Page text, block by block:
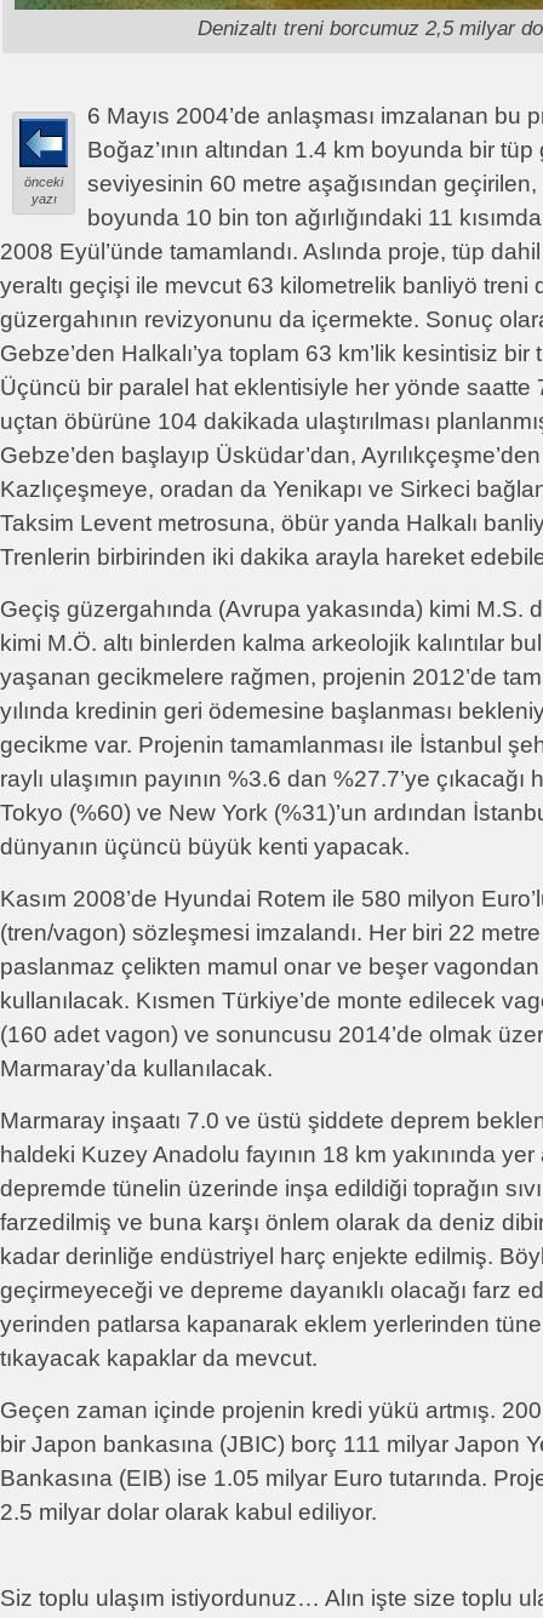
Denizaltı treni borcumuz 2,5 milyar
önceki
yazı
6 Mayıs 2004’de anlaşması imzalanan bu
Boğaz’ının altından 1.4 km boyunda bir
seviyesinin 60 metre aşağısından
boyunda 10 bin ton ağırlığındaki 11
2008 Eyül’ünde tamamlandı. Aslında proje, tüp
yeraltı geçişi ile mevcut 63 kilometrelik banliyö treni
güzergahının revizyonunu da içermekte. Sonuç
Gebze’den Halkalı’ya toplam 63 km’lik kesintisiz bir
Üçüncü bir paralel hat eklentisiyle her yönde saatte
uçtan öbürüne 104 dakikada ulaştırılması
Gebze’den başlayıp Üsküdar’dan,
Kazlıçeşmeye, oradan da Yenikapı ve Sirkeci
Taksim Levent metrosuna, öbür yanda Halkalı
Trenlerin birbirinden iki dakika arayla hareket
Geçiş güzergahında (Avrupa yakasında) kimi M.S.
kimi M.Ö. altı binlerden kalma arkeolojik kalıntılar
yaşanan gecikmelere rağmen, projenin 2012’de
yılında kredinin geri ödemesine başlanması
gecikme var. Projenin tamamlanması ile İstanbul
raylı ulaşımın payının %3.6 dan %27.7’ye
Tokyo (%60) ve New York (%31)’un ardından
dünyanın üçüncü büyük kenti yapacak.
Kasım 2008’de Hyundai Rotem ile 580 milyon
(tren/vagon) sözleşmesi imzalandı. Her biri 22
paslanmaz çelikten mamul onar ve beşer vagondan
kullanılacak. Kısmen Türkiye’de monte edilecek
(160 adet vagon) ve sonuncusu 2014’de olmak
Marmaray’da kullanılacak.
Marmaray inşaatı 7.0 ve üstü şiddete deprem
haldeki Kuzey Anadolu fayının 18 km yakınında
depremde tünelin üzerinde inşa edildiği toprağın
farzedilmiş ve buna karşı önlem olarak da deniz
kadar derinliğe endüstriyel harç enjekte edilmiş.
geçirmeyeceği ve depreme dayanıklı olacağı farz
yerinden patlarsa kapanarak eklem yerlerinden
tıkayacak kapaklar da mevcut.
Geçen zaman içinde projenin kredi yükü artmış.
bir Japon bankasına (JBIC) borç 111 milyar Japon
Bankasına (EIB) ise 1.05 milyar Euro tutarında.
2.5 milyar dolar olarak kabul ediliyor.
Siz toplu ulaşım istiyordunuz… Alın işte size toplu